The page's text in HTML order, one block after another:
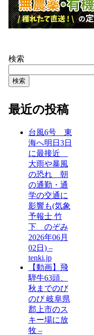
検索
検索
最近の投稿
台風6号 東
海へ明日3日
に最接近
大雨や暴風
の恐れ 朝
の通勤・通
学の交通に
影響も(気象
予報士 竹
下 のぞみ
2026年06月
02日) –
tenki.jp
【動画】飛
騨牛63頭、
秋までのび
のび 岐阜県
郡上市のス
キー場に放
牧 –